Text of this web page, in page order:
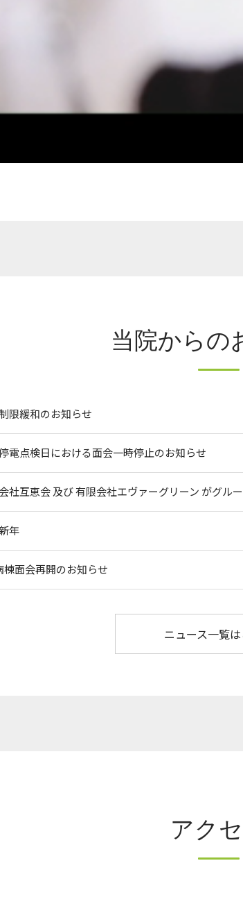
当院からの
限緩和のお知らせ
電点検日における面会一時停止のお知らせ
社互恵会 及び 有限会社エヴァーグリーン がグル
年
棟面会再開のお知らせ
ニュース一覧
アク